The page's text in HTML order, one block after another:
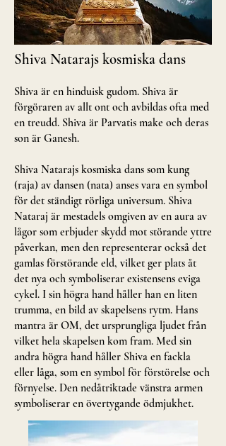
Shiva Natarajs kosmiska dans
Shiva är en hinduisk gudom. Shiva är
förgöraren av allt ont och avbildas ofta med
en treudd. Shiva är Parvatis make och deras
son är Ganesh.
Shiva Natarajs kosmiska dans som kung
(raja) av dansen (nata) anses vara en symbol
för det ständigt rörliga universum. Shiva
Nataraj är mestadels omgiven av en aura av
lågor som erbjuder skydd mot störande yttre
påverkan, men den representerar också det
gamlas förstörande eld, vilket ger plats åt
det nya och symboliserar existensens eviga
cykel. I sin högra hand håller han en liten
trumma, en bild av skapelsens rytm. Hans
mantra är OM, det ursprungliga ljudet från
vilket hela skapelsen kom fram. Med sin
andra högra hand håller Shiva en fackla
eller låga, som en symbol för förstörelse och
förnyelse. Den nedåtriktade vänstra armen
symboliserar en övertygande ödmjukhet.